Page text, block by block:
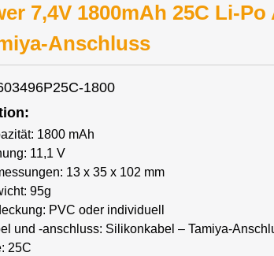
7,4V 1800mAh 25C Li-
Anschluss
1800
1800 mAh
11,1 V
13 x 35 x 102 mm
95g
PVC oder individuell
und -anschluss: Silikonkabel – Tamiya-
25C